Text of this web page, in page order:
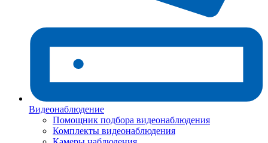
Видеонаблюдение
Помощник подбора видеонаблюдения
Комплекты видеонаблюдения